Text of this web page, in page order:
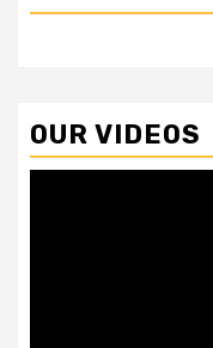
OUR VIDEOS